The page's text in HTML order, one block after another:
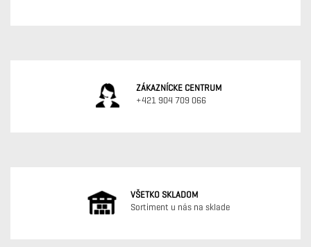
ZÁKAZNÍCKE CENTRUM
+421 904 709 066
VŠETKO SKLADOM
Sortiment u nás na sklade